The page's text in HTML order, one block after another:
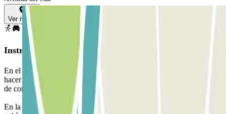
Ver mapa
Instrucciones
En el proceso de compra escoge la fecha en que vas a llegar. Tras
hacer el pago online recibirás por correo electrónico un justificante
de compra con el código localizador de tu reserva.
En la fecha de tu reserva, accede normalmente al parking con tu